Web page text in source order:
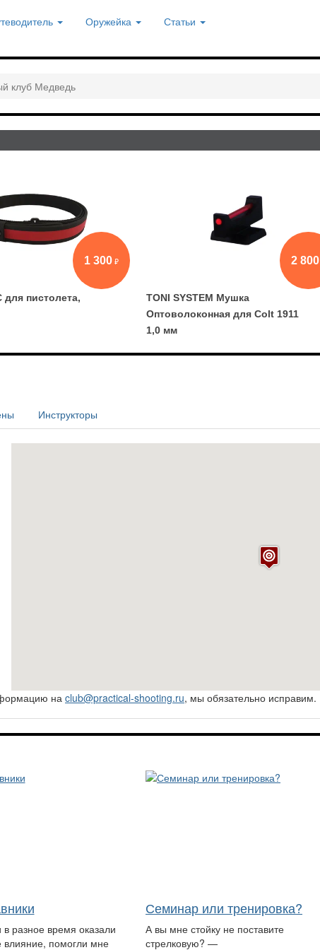
Оружейка Статьи
клуб Медведь
1 300
для пистолета,
2 800
TONI SYSTEM Мушка
Оптоволоконная для Colt 1911
1,0 мм
Инструкторы
наclub@practical-shooting.ru, мы обязательно исправим.
разное время оказали
влияние, помогли мне
Семинар или тренировка?
А вы мне стойку не поставите
стрелковую? —